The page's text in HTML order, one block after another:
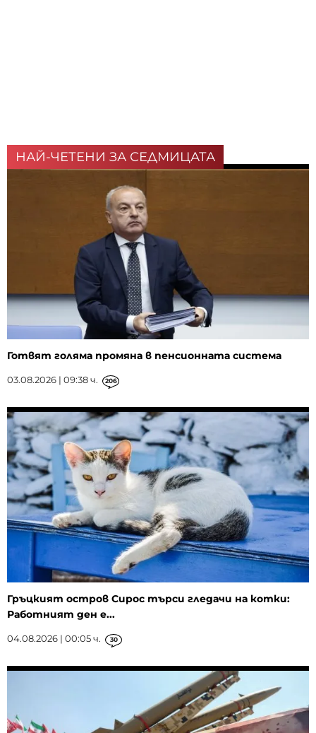
НАЙ-ЧЕТЕНИ ЗА СЕДМИЦАТА
Готвят голяма промяна в пенсионната система
03.08.2026 | 09:38 ч. 206
Гръцкият остров Сирос търси гледачи на котки:
Работният ден е...
04.08.2026 | 00:05 ч. 30